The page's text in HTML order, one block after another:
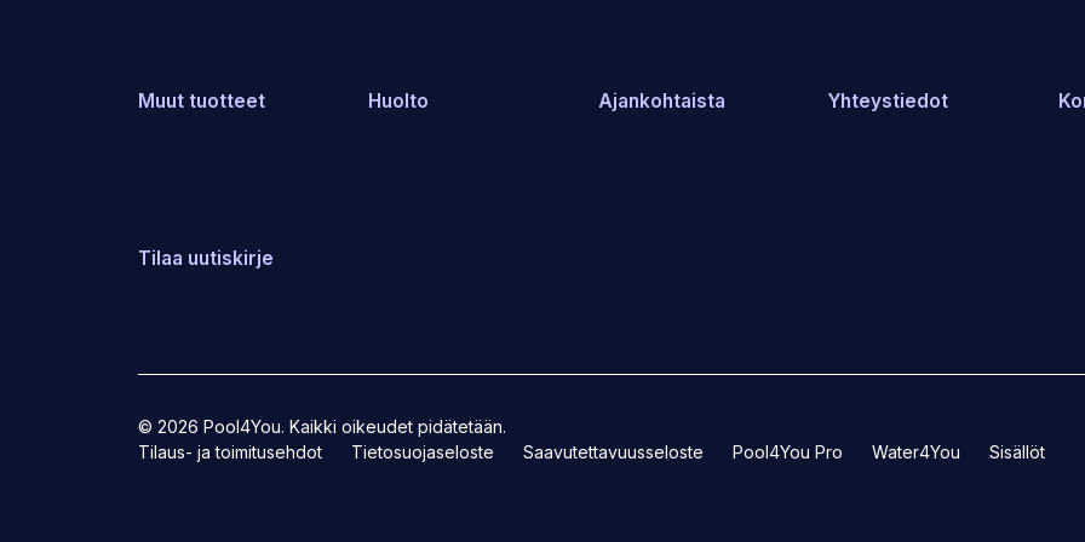
Muut tuotteet Huolto Ajankohtaista Yhteystiedot
Tilaa uutiskirje
© 2026 Pool4You. Kaikki oikeudet pidätetään.
Tilaus- ja toimitusehdot
Tietosuojaseloste Saavutettavuusseloste Pool4You Pro (AvaaWater4You (AvaaSisällöt